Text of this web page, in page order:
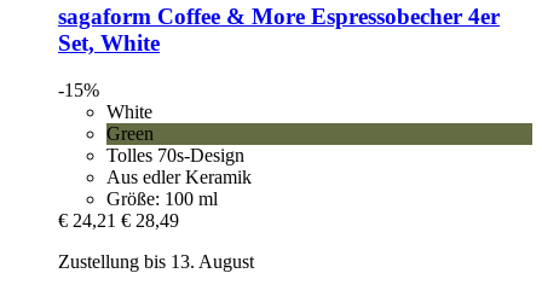
sagaform Coffee & More Espressobecher 4er
Set, White
-15%
White
Green
Tolles 70s-Design
Aus edler Keramik
Größe: 100 ml
€ 24,21 € 28,49
Zustellung bis 13. August